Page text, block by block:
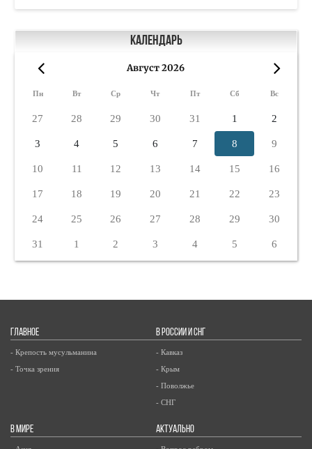
Календарь
Август 2026
Пн Вт Ср Чт Пт Сб Вс
27 28 29 30 31 1 2
3 4 5 6 7 8 9
10 11 12 13 14 15 16
17 18 19 20 21 22 23
24 25 26 27 28 29 30
31 1 2 3 4 5 6
ГЛАВНОЕ
- Крепость мусульманина
- Точка зрения
В РОССИИ И СНГ
- Кавказ
- Крым
- Поволжье
- СНГ
В МИРЕ АКТУАЛЬНО